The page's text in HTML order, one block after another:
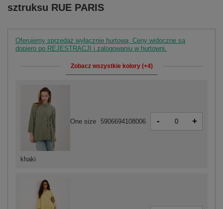
sztruksu RUE PARIS
Oferujemy sprzedaż wyłącznie hurtową. Ceny widoczne są
dopiero po REJESTRACJI i zalogowaniu w hurtowni.
Zobacz wszystkie kolory (+4)
khaki
One size 5906694108006 - +